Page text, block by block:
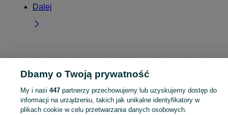
Dalej
Strona główna Moda Ubrania damskie Marynarki i garnitury
Marynarki
damskie
Marynarki damskie - Dolnośląskie Marynarki damskie - Milicz
KATEGORIA
Dbamy o Twoją prywatność
My i nasi 447partnerzy przechowujemy lub uzyskujemy dostęp do
informacji na urządzeniu, takich jak unikalne identyfikatory w
plikach cookie w celu przetwarzania danych osobowych.